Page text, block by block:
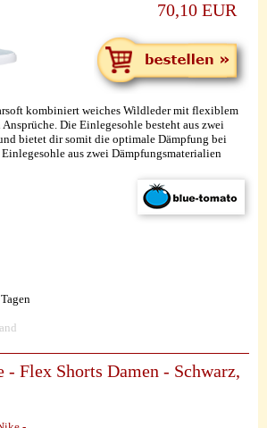
70,10 EUR
kombiniert weiches Wildleder mit flexiblem
Die Einlegesohle besteht aus zwei
bietet dir somit die optimale Dämpfung bei
aus zwei Dämpfungsmaterialien
Flex Shorts Damen - Schwarz,